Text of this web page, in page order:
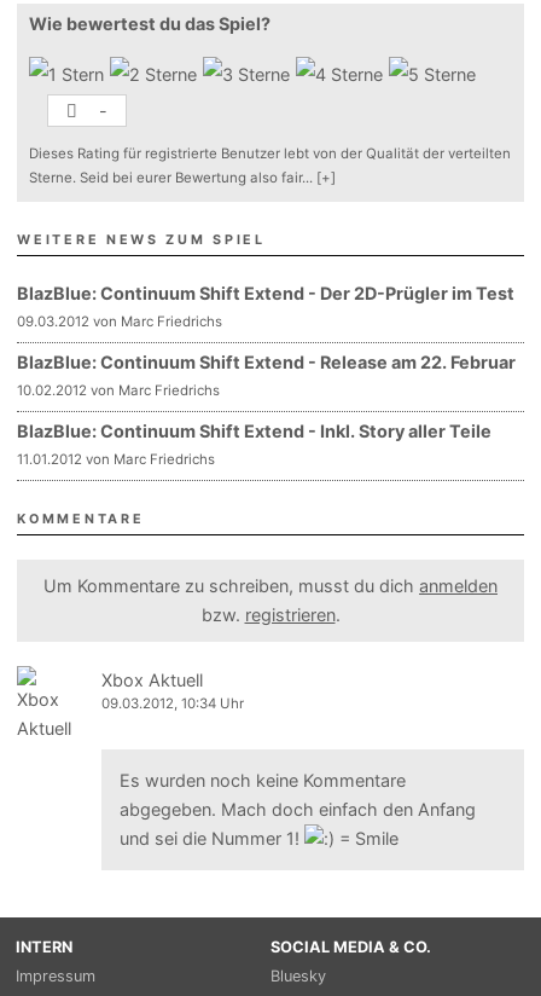
Wie bewertest du das Spiel?
-
Dieses Rating für registrierte Benutzer lebt von der Qualität der verteilten
Sterne. Seid bei eurer Bewertung also fair... [+]
WEITERE NEWS ZUM SPIEL
BlazBlue: Continuum Shift Extend - Der 2D-Prügler im Test
09.03.2012 von Marc Friedrichs
BlazBlue: Continuum Shift Extend - Release am 22. Februar
10.02.2012 von Marc Friedrichs
BlazBlue: Continuum Shift Extend - Inkl. Story aller Teile
11.01.2012 von Marc Friedrichs
KOMMENTARE
Um Kommentare zu schreiben, musst du dich anmelden
bzw. registrieren.
Xbox Aktuell
09.03.2012, 10:34 Uhr
Es wurden noch keine Kommentare
abgegeben. Mach doch einfach den Anfang
und sei die Nummer 1!
INTERN
Impressum
SOCIAL MEDIA & CO.
Bluesky